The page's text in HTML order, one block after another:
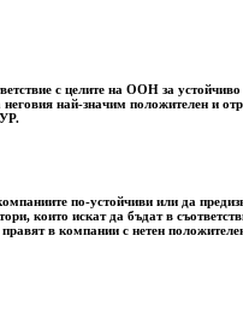
с целите на ООН за
неговия най-значим положителен
по-устойчиви или да
които искат да бъдат в
в компании с нетен